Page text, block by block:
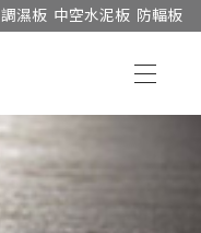
調濕板 中空水泥板 防輻板